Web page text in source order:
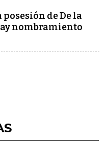
de De la
nombramiento